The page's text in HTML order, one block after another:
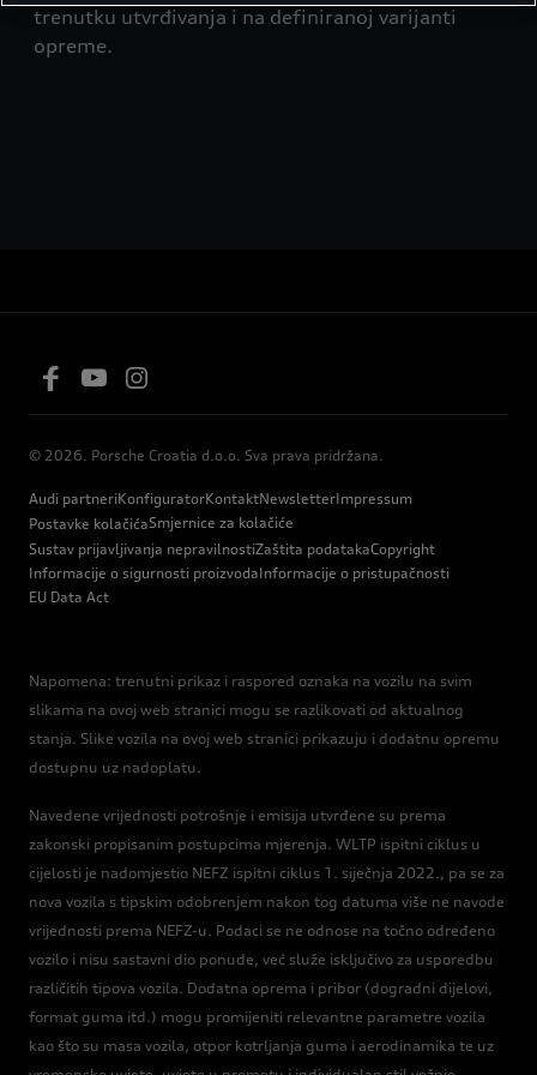
trenutku utvrđivanja i na definiranoj varijanti
opreme.
© 2026. Porsche Croatia d.o.o. Sva prava pridržana.
Audi partneriKonfiguratorKontaktNewsletterImpressum
Postavke kolačićaSmjernice za kolačiće
Sustav prijavljivanja nepravilnostiZaštita podatakaCopyright
Informacije o sigurnosti proizvodaInformacije o pristupačnosti
EU Data Act
Napomena: trenutni prikaz i raspored oznaka na vozilu na svim
slikama na ovoj web stranici mogu se razlikovati od aktualnog
stanja. Slike vozila na ovoj web stranici prikazuju i dodatnu opremu
dostupnu uz nadoplatu.
Navedene vrijednosti potrošnje i emisija utvrđene su prema
zakonski propisanim postupcima mjerenja. WLTP ispitni ciklus u
cijelosti je nadomjestio NEFZ ispitni ciklus 1. siječnja 2022., pa se za
nova vozila s tipskim odobrenjem nakon tog datuma više ne navode
vrijednosti prema NEFZ-u. Podaci se ne odnose na točno određeno
vozilo i nisu sastavni dio ponude, već služe isključivo za usporedbu
različitih tipova vozila. Dodatna oprema i pribor (dogradni dijelovi,
format guma itd.) mogu promijeniti relevantne parametre vozila
kao što su masa vozila, otpor kotrljanja guma i aerodinamika te uz